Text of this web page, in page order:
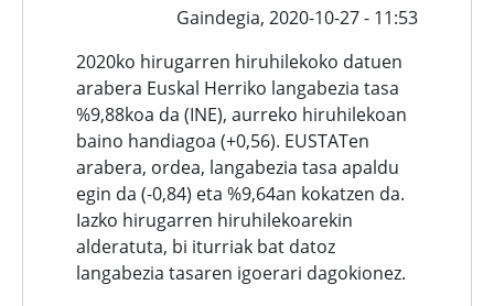
Gaindegia, 2020-10-27 - 11:53
2020ko hirugarren hiruhilekoko datuen
arabera Euskal Herriko langabezia tasa
%9,88koa da (INE), aurreko hiruhilekoan
baino handiagoa (+0,56). EUSTATen
arabera, ordea, langabezia tasa apaldu
egin da (-0,84) eta %9,64an kokatzen da.
Iazko hirugarren hiruhilekoarekin
alderatuta, bi iturriak bat datoz
langabezia tasaren igoerari dagokionez.